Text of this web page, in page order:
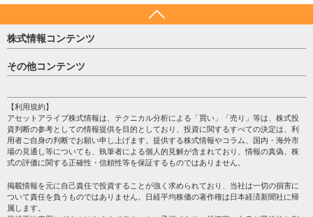
株式情報コンテンツ
日経平均
売買シグナル
株テーマ情報
海外市況
投資カレンダー
格付け情報
その他コンテンツ
個人情報保護方針
プライバシーポリシー
会社案内
サイトマップ
過去データ
【利用規約】
アセットアライブ株式情報は、テクニカル分析による「買い」「売り」等は、株式投
資判断の参考としての情報提供を目的としており、投資に関するすべての決定は、利
用者ご自身の判断でお願い申し上げます。提供する株式情報やコラム、国内・海外市
場の見通し等についても、執筆者による個人的見解が含まれており、情報の真偽、株
式の評価に関する正確性・信頼性等を保証するものではありません。
掲載情報を元に自己責任で投資することが強く求められており、当社は一切の損害に
ついて責任を負うものではありません。日経平均株価の著作権は日本経済新聞社に帰
属します。